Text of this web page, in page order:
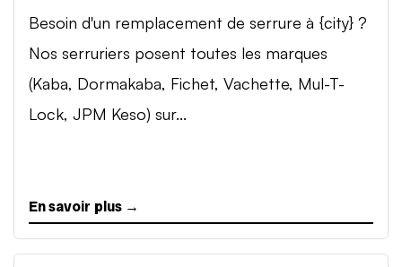
Besoin d'un remplacement de serrure à {city} ?
Nos serruriers posent toutes les marques
(Kaba, Dormakaba, Fichet, Vachette, Mul-T-
Lock, JPM Keso) sur...
En savoir plus →